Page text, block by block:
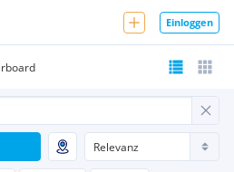
Einloggen